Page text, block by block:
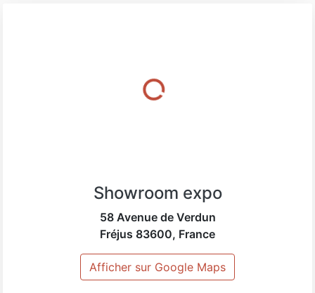
Showroom expo
58 Avenue de Verdun
Fréjus 83600, France
Afficher sur Google Maps